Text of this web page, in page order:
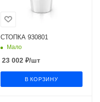
СТОПКА 930801
Мало
23 002 ₽/шт
В КОРЗИНУ